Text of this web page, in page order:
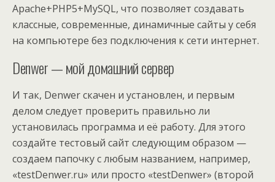
Apache+PHP5+MySQL, что позволяет создавать
классные, современные, динамичные сайты у себя
на компьютере без подключения к сети интернет.
Denwer — мой домашний сервер
И так, Denwer скачен и установлен, и первым
делом следует проверить правильно ли
установилась программа и её работу. Для этого
создайте тестовый сайт следующим образом —
создаем папочку с любым названием, например,
«testDenwer.ru» или просто «testDenwer» (второй